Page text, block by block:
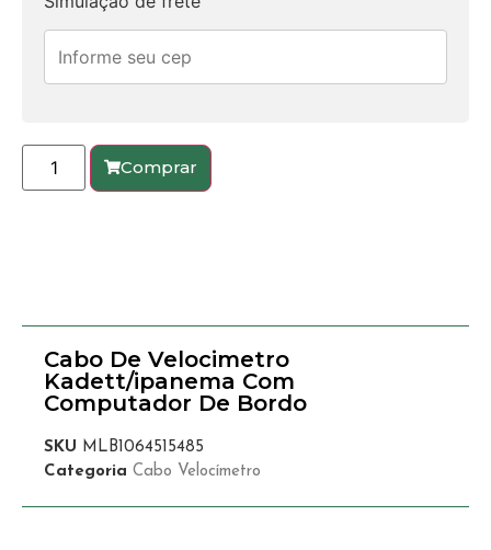
Comprar
Cabo De Velocimetro
Kadett/ipanema Com
Computador De Bordo
SKU MLB1064515485
Categoria Cabo Velocímetro